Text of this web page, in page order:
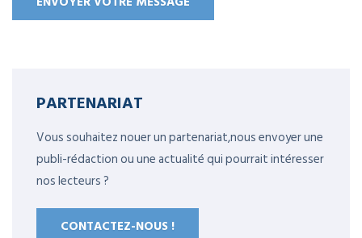
PARTENARIAT
Vous souhaitez nouer un partenariat,nous envoyer une
publi-rédaction ou une actualité qui pourrait intéresser
nos lecteurs ?
CONTACTEZ-NOUS !